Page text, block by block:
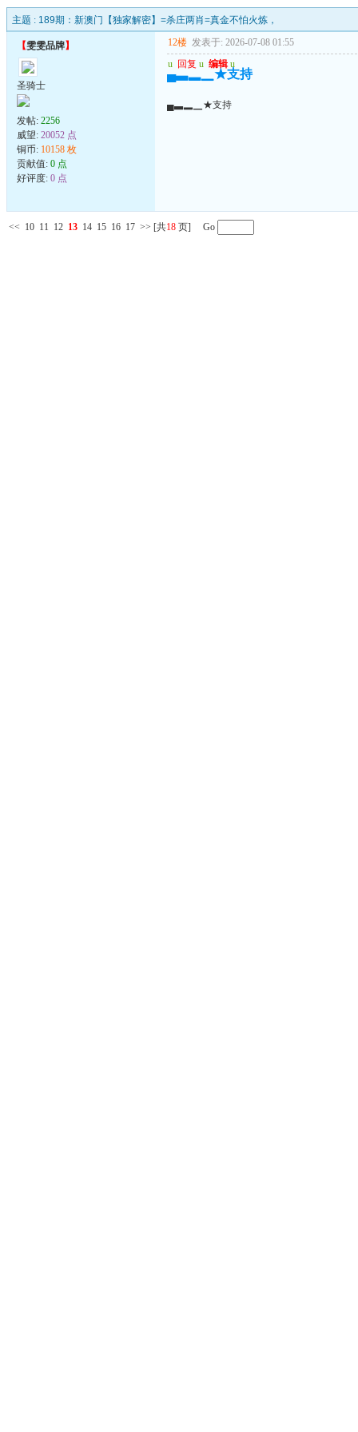
主题 : 189期：新澳门【独家解密】=杀庄两肖=真金不怕火炼，
【雯雯品牌】
圣骑士
发帖: 2256
威望: 20052 点
铜币: 10158 枚
贡献值: 0 点
好评度: 0 点
12楼 发表于: 2026-07-08 01:55
u 回复 u 编辑 u
▄▃▂▁★支持
▄▃▂▁★支持
<< 10 11 12 13 14 15 16 17 >> [共18 页] Go